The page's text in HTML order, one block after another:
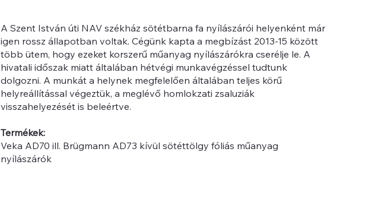
A Szent István úti NAV székház sötétbarna fa nyílászárói helyenként már
igen rossz állapotban voltak. Cégünk kapta a megbízást 2013-15 között
több ütem, hogy ezeket korszerű műanyag nyílászárókra cserélje le. A
hivatali időszak miatt általában hétvégi munkavégzéssel tudtunk
dolgozni. A munkát a helynek megfelelően általában teljes körű
helyreállítással végeztük, a meglévő homlokzati zsaluziák
visszahelyezését is beleértve.
Termékek:
Veka AD70 ill. Brügmann AD73 kívül sötéttölgy fóliás műanyag
nyílászárók